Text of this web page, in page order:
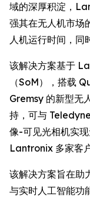
域的深厚积淀，
强其在无人机市场
人机运行时间，同
该解决方案基于
（SoM），搭载
Gremsy 的新型无
持，可与
像-可见光相机实
Lantronix 多家客
该解决方案旨在助
与实时人工智能功